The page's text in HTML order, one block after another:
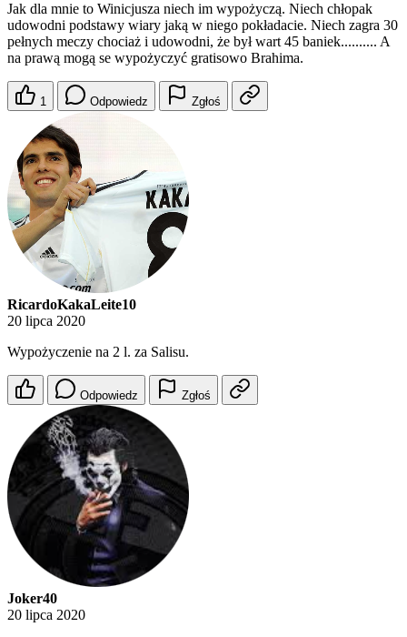
Jak dla mnie to Winicjusza niech im wypożyczą. Niech chłopak
udowodni podstawy wiary jaką w niego pokładacie. Niech zagra 30
pełnych meczy chociaż i udowodni, że był wart 45 baniek.......... A
na prawą mogą se wypożyczyć gratisowo Brahima.
1 Odpowiedz Zgłoś
RicardoKakaLeite10
20 lipca 2020
Wypożyczenie na 2 l. za Salisu.
Odpowiedz Zgłoś
Joker40
20 lipca 2020